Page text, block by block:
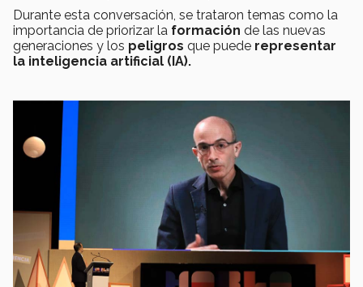
Durante esta conversación, se trataron temas como la
importancia de priorizar la formación de las nuevas
generaciones y los peligros que puede representar
la inteligencia artificial (IA).